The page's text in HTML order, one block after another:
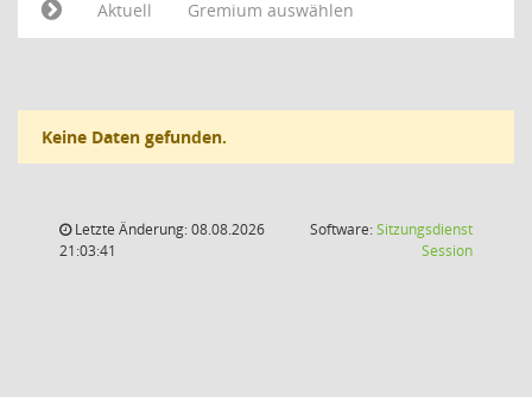
Aktuell
Gremium auswählen
Keine Daten gefunden.
Letzte Änderung: 08.08.2026
21:03:41
Software:Sitzungsdienst
Session(Wird in